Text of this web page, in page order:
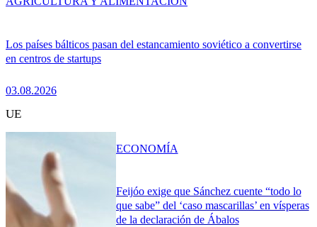
Los países bálticos pasan del estancamiento soviético a convertirse
en centros de startups
03.08.2026
UE
Feijóo exige que Sánchez cuente “todo lo
que sabe” del ‘caso mascarillas’ en vísperas
de la declaración de Ábalos
ECONOMÍA